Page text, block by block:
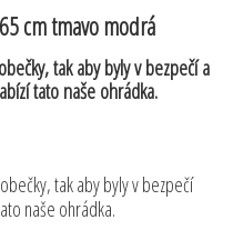
cm tmavo modrá
tak aby byly v bezpečí a
tato naše ohrádka.
tak aby byly v bezpečí
naše ohrádka.